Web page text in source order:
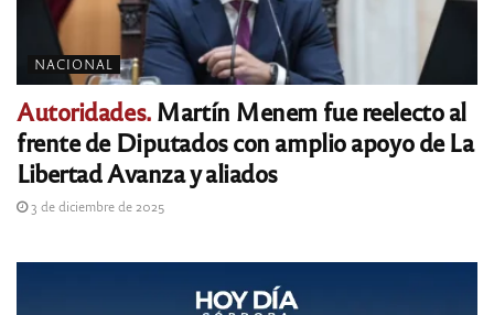
NACIONAL
Autoridades.Martín Menem fue reelecto al
frente de Diputados con amplio apoyo de La
Libertad Avanza y aliados
3 de diciembre de 2025